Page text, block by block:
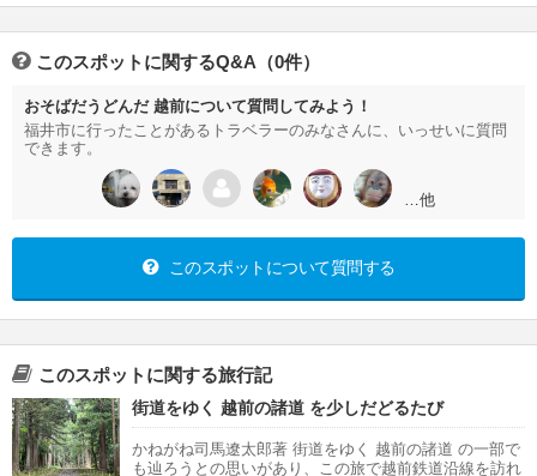
このスポットに関するQ&A（0件）
おそばだうどんだ 越前について質問してみよう！
福井市に行ったことがあるトラベラーのみなさんに、いっせいに質問
できます。
…他
このスポットについて質問する
このスポットに関する旅行記
街道をゆく 越前の諸道 を少しだどるたび
かねがね司馬遼太郎著 街道をゆく 越前の諸道 の一部で
も辿ろうとの思いがあり、この旅で越前鉄道沿線を訪れ